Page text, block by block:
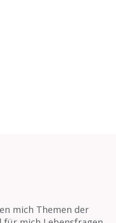
mich Themen der